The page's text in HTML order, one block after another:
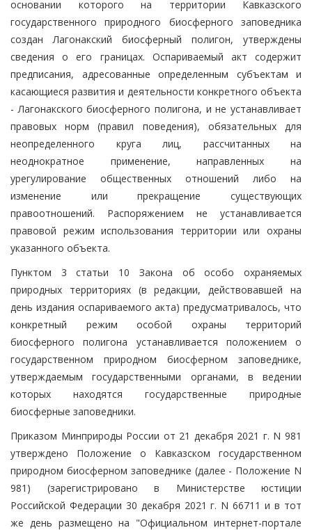
основании которого на территории Кавказского
государственного природного биосферного заповедника
создан Лагонакский биосферный полигон, утверждены
сведения о его границах. Оспариваемый акт содержит
предписания, адресованные определенным субъектам и
касающиеся развития и деятельности конкретного объекта
- Лагонакского биосферного полигона, и не устанавливает
правовых норм (правил поведения), обязательных для
неопределенного круга лиц, рассчитанных на
неоднократное применение, направленных на
урегулирование общественных отношений либо на
изменение или прекращение существующих
правоотношений. Распоряжением не устанавливается
правовой режим использования территории или охраны
указанного объекта.
Пунктом 3 статьи 10 Закона об особо охраняемых
природных территориях (в редакции, действовавшей на
день издания оспариваемого акта) предусматривалось, что
конкретный режим особой охраны территорий
биосферного полигона устанавливается положением о
государственном природном биосферном заповеднике,
утверждаемым государственными органами, в ведении
которых находятся государственные природные
биосферные заповедники.
Приказом Минприроды России от 21 декабря 2021 г. N 981
утверждено Положение о Кавказском государственном
природном биосферном заповеднике (далее - Положение N
981) (зарегистрировано в Министерстве юстиции
Российской Федерации 30 декабря 2021 г. N 66711 и в тот
же день размещено на "Официальном интернет-портале